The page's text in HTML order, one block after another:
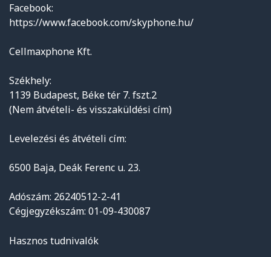
Facebook:
https://www.facebook.com/skyphone.hu/
Cellmaxphone Kft.
Székhely:
1139 Budapest, Béke tér 7. fszt.2
(Nem átvételi- és visszaküldési cím)
Levelezési és átvételi cím:
6500 Baja, Deák Ferenc u. 23.
Adószám: 26240512-2-41
Cégjegyzékszám: 01-09-430087
Hasznos tudnivalók